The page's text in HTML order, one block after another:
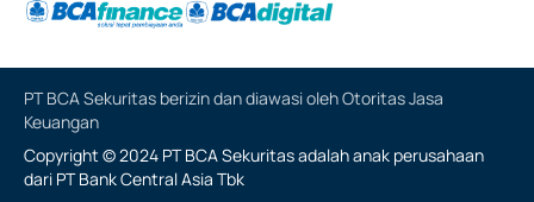
PT BCA Sekuritas berizin dan diawasi oleh Otoritas Jasa
Keuangan
Copyright © 2024 PT BCA Sekuritas adalah anak perusahaan
dari PT Bank Central Asia Tbk